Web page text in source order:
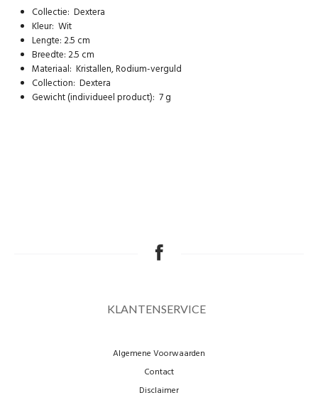
Collectie: Dextera
Kleur: Wit
Lengte: 2.5 cm
Breedte: 2.5 cm
Materiaal: Kristallen, Rodium-verguld
Collection: Dextera
Gewicht (individueel product): 7 g
KLANTENSERVICE
Algemene Voorwaarden
Contact
Disclaimer